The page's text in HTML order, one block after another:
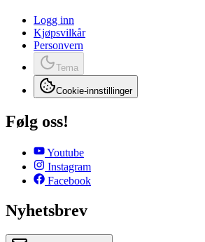
Logg inn
Kjøpsvilkår
Personvern
Tema
Cookie-innstillinger
Følg oss!
Youtube
Instagram
Facebook
Nyhetsbrev